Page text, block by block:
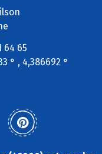
64 65
° , 4,386692 °